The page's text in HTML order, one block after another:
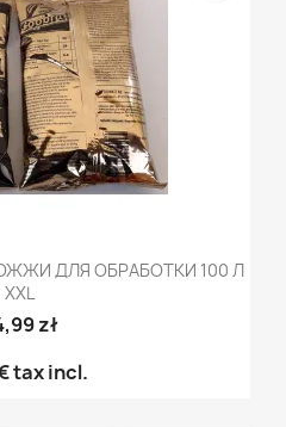
ДЛЯ ОБРАБОТКИ 100 Л
XXL
zł
tax incl.